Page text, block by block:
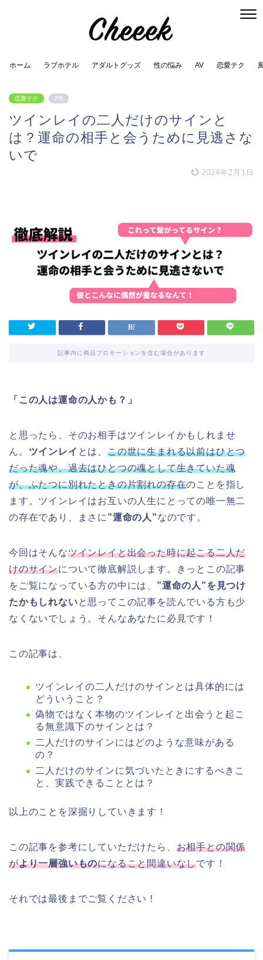
ホーム ラブホテル アダルトグッズ 性の悩み AV 恋愛テク
恋愛テク PR
ツインレイの二人だけのサインと
は？運命の相手と会うために見逃さな
いで
2024年2月1日
記事内に商品プロモーションを含む場合があります
「この人は運命の人かも？」
と思ったら、そのお相手はツインレイかもしれませ
ん。 ツインレイ とは、この世に生まれる以前はひとつ
だった魂や、過去はひとつの魂として生きていた魂
が、ふたつに別れたときの片割れの存在のことを指し
ます。ツインレイはお互いの人生にとっての唯一無二
の存在であり、まさに ”運命の人”なのです。
今回はそんなツインレイと出会った時に起こる二人だ
けのサインについて徹底解説します。きっとこの記事
をご覧になっている方の中には、 ”運命の人”を見つけ
たかもしれないと思ってこの記事を読んでいる方も少
なくないでしょう。そんなあなたに必見です！
この記事は、
ツインレイの二人だけのサインとは具体的には
どういうこと？
偽物ではなく本物のツインレイと出会うと起こ
る無意識下のサインとは？
二人だけのサインにはどのような意味がある
の？
二人だけのサインに気づいたときにするべきこ
と、実践できることとは？
以上のことを深掘りしていきます！
この記事を参考にしていただけたら、 お相手との関係
がより一層強いものになること間違いなしです！
それでは最後までご覧ください！